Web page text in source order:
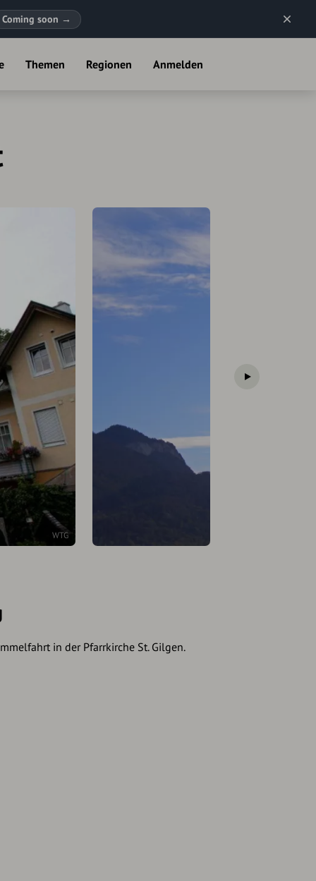
Coming soon →
Themen Regionen Anmelden
WTG
in der Pfarrkirche St. Gilgen.